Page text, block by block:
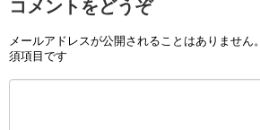
コメントをどうぞ
メールアドレスが公開されることはありません。
須項目です